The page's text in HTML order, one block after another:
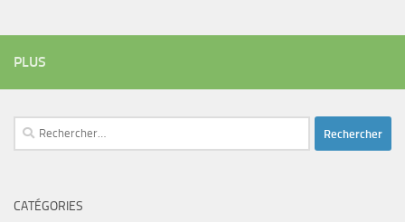
PLUS
Rechercher :
CATÉGORIES